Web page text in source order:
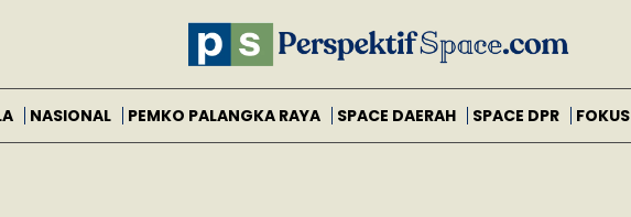
NASIONAL PEMKO PALANGKA RAYA SPACE DAERAH SPACE DPR FOKUS